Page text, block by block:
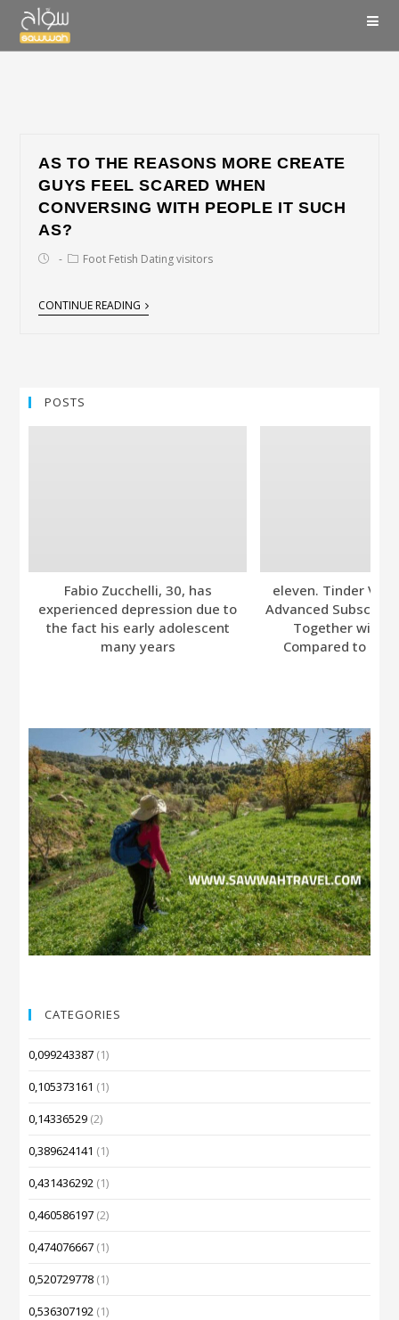
AS TO THE REASONS MORE CREATE
GUYS FEEL SCARED WHEN
CONVERSING WITH PEOPLE IT SUCH
AS?
Foot Fetish Dating visitors
CONTINUE READING
POSTS
Fabio Zucchelli, 30, has
experienced depression due to
the fact his early adolescent
many years
eleven. Tinder
Advanced
Together with
Compared to
CATEGORIES
0,099243387 (1)
0,105373161 (1)
0,14336529 (2)
0,389624141 (1)
0,431436292 (1)
0,460586197 (2)
0,474076667 (1)
0,520729778 (1)
0,536307192 (1)